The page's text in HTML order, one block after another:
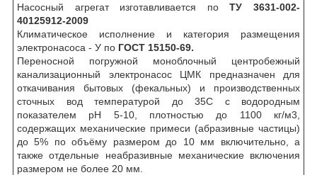
Насосный агрегат изготавливается поТУ 3631-002-
40125912-2009
Климатическое исполнение и категория размещения
электронасоса - У по ГОСТ 15150-69.
Переносной погружной моноблочный центробежный
канализационный электронасос ЦМК предназначен для
откачивания бытовых (фекальных) и производственных
сточных вод температурой до 35С с водородным
показателем рН 5-10, плотностью до 1100 кг/м3,
содержащих механические примеси (абразивные частицы)
до 5% по объёму размером до 10 мм включительно, а
также отдельные неабразивные механические включения
размером не более 20 мм.